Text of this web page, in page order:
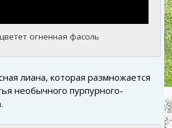
огненная фасоль
лиана, которая размножается
необычного пурпурного-